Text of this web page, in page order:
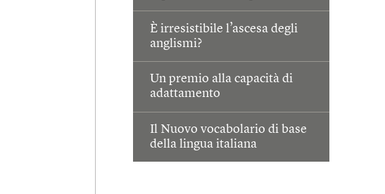
È irresistibile l’ascesa degli
anglismi?
Un premio alla capacità di
adattamento
Il Nuovo vocabolario di base
della lingua italiana